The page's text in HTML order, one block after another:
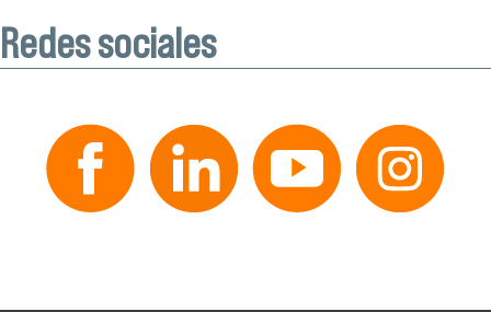
Redes sociales